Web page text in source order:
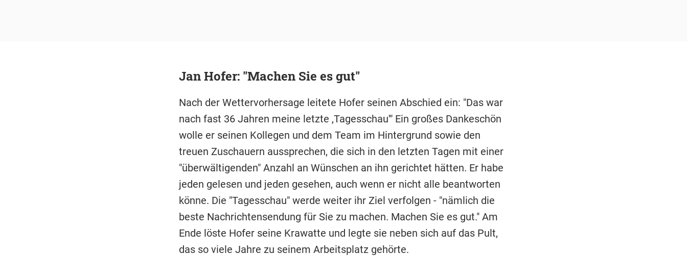
Jan Hofer: "Machen Sie es gut"
Nach der Wettervorhersage leitete Hofer seinen Abschied ein: "Das war
nach fast 36 Jahren meine letzte ,Tagesschau'" Ein großes Dankeschön
wolle er seinen Kollegen und dem Team im Hintergrund sowie den
treuen Zuschauern aussprechen, die sich in den letzten Tagen mit einer
"überwältigenden" Anzahl an Wünschen an ihn gerichtet hätten. Er habe
jeden gelesen und jeden gesehen, auch wenn er nicht alle beantworten
könne. Die "Tagesschau" werde weiter ihr Ziel verfolgen - "nämlich die
beste Nachrichtensendung für Sie zu machen. Machen Sie es gut." Am
Ende löste Hofer seine Krawatte und legte sie neben sich auf das Pult,
das so viele Jahre zu seinem Arbeitsplatz gehörte.